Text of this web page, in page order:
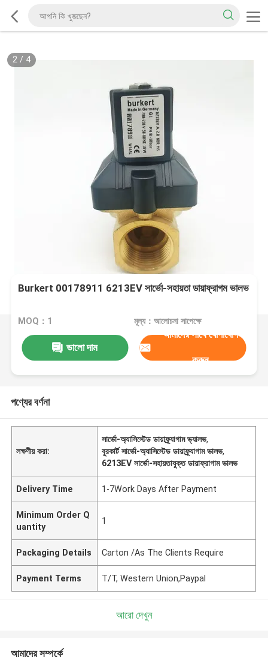
2/ 4
Burkert 00178911 6213EV সার্ভো-সহায়তা ডায়াফ্রাগম ভালভ
MOQ：1 মূল্য：আলোচনা সাপেক্ষে
ভালো দাম
আমাদের সাথে যোগাযোগ
করুন
পণ্যের বর্ণনা
লক্ষণীয় করা:
সার্ভো-অ্যাসিস্টেড ডায়াফ্র্যাগাম ভ্যালভ,
বুরকার্ট সার্ভো-অ্যাসিস্টেড ডায়াফ্র্যাগাম ভালভ,
6213EV সার্ভো-সহায়তাযুক্ত ডায়াফ্রাগাম ভালভ
Delivery Time 1-7Work Days After Payment
Minimum Order Q
uantity
1
Packaging Details Carton /As The Clients Require
Payment Terms T/T, Western Union,Paypal
আরো দেখুন
আমাদের সম্পর্কে